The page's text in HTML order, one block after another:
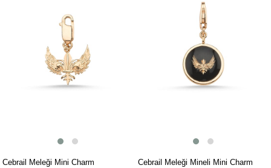
Cebrail Meleği Mini Charm Cebrail Meleği Mineli Mini Charm